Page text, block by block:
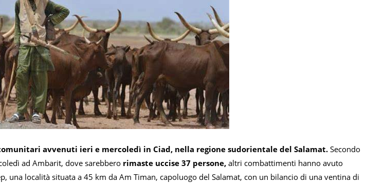
avvenuti ieri e mercoledì in Ciad, nella regione sudorientale del Salamat. Secondo
ad Ambarit, dove sarebbero rimaste uccise 37 persone, altri combattimenti hanno avuto
una località situata a 45 km da Am Timan, capoluogo del Salamat, con un bilancio di una ventina di